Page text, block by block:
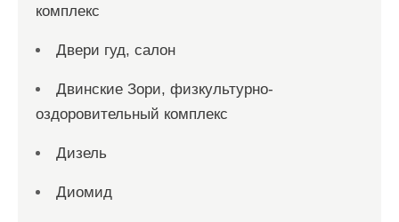
комплекс
Двери гуд, салон
Двинские Зори, физкультурно-
оздоровительный комплекс
Дизель
Диомид